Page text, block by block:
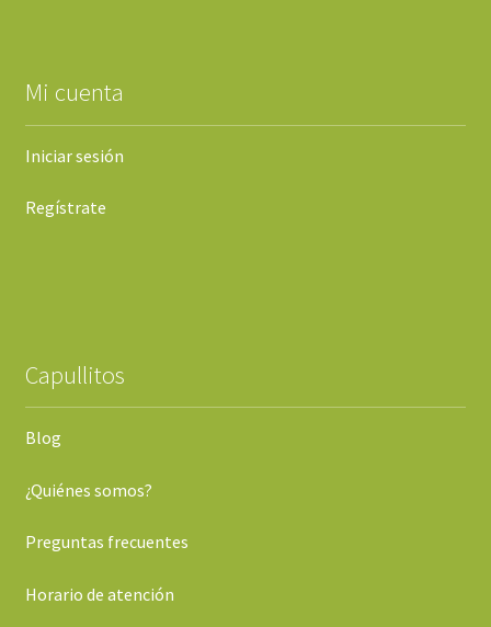
Mi cuenta
Iniciar sesión
Regístrate
Capullitos
Blog
¿Quiénes somos?
Preguntas frecuentes
Horario de atención